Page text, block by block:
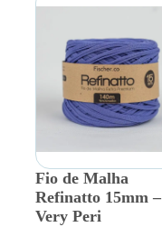
Fio de Malha
Refinatto 15mm –
Very Peri